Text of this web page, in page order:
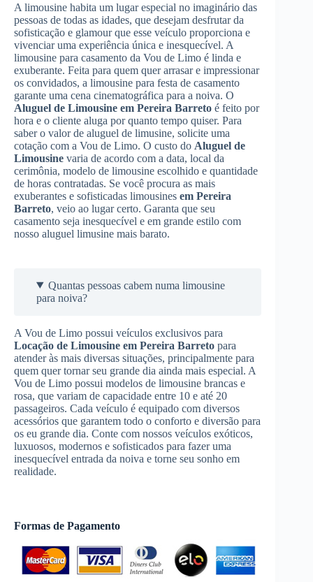
A limousine habita um lugar especial no imaginário das
pessoas de todas as idades, que desejam desfrutar da
sofisticação e glamour que esse veículo proporciona e
vivenciar uma experiência única e inesquecível. A
limousine para casamento da Vou de Limo é linda e
exuberante. Feita para quem quer arrasar e impressionar
os convidados, a limousine para festa de casamento
garante uma cena cinematográfica para a noiva. O
Aluguel de Limousine em Pereira Barreto é feito por
hora e o cliente aluga por quanto tempo quiser. Para
saber o valor de aluguel de limusine, solicite uma
cotação com a Vou de Limo. O custo do Aluguel de
Limousine varia de acordo com a data, local da
cerimônia, modelo de limousine escolhido e quantidade
de horas contratadas. Se você procura as mais
exuberantes e sofisticadas limousines em Pereira
Barreto, veio ao lugar certo. Garanta que seu
casamento seja inesquecível e em grande estilo com
nosso aluguel limusine mais barato.
Quantas pessoas cabem numa limousine
para noiva?
A Vou de Limo possui veículos exclusivos para
Locação de Limousine em Pereira Barreto para
atender às mais diversas situações, principalmente para
quem quer tornar seu grande dia ainda mais especial. A
Vou de Limo possui modelos de limousine brancas e
rosa, que variam de capacidade entre 10 e até 20
passageiros. Cada veículo é equipado com diversos
acessórios que garantem todo o conforto e diversão para
os eu grande dia. Conte com nossos veículos exóticos,
luxuosos, modernos e sofisticados para fazer uma
inesquecível entrada da noiva e torne seu sonho em
realidade.
Formas de Pagamento